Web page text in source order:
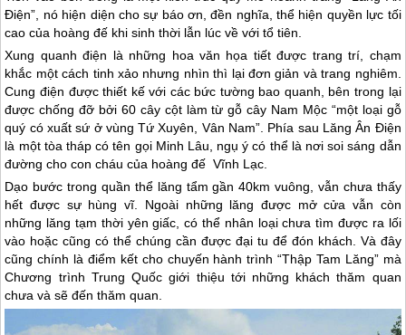
Điện”, nó hiện diện cho sự báo ơn, đền nghĩa, thể hiện quyền lực tối
cao của hoàng đế khi sinh thời lẫn lúc về với tổ tiên.
Xung quanh điện là những hoa văn họa tiết được trang trí, chạm
khắc một cách tinh xảo nhưng nhìn thì lại đơn giản và trang nghiêm.
Cung điện được thiết kế với các bức tường bao quanh, bên trong lại
được chống đỡ bởi 60 cây cột làm từ gỗ cây Nam Mộc “một loại gỗ
quý có xuất sứ ở vùng Tứ Xuyên, Vân Nam”. Phía sau Lăng Ân Điện
là một tòa tháp có tên gọi Minh Lâu, ngụ ý có thể là nơi soi sáng dẫn
đường cho con cháu của hoàng đế Vĩnh Lạc.
Dạo bước trong quần thể lăng tẩm gần 40km vuông, vẫn chưa thấy
hết được sự hùng vĩ. Ngoài những lăng được mở cửa vẫn còn
những lăng tạm thời yên giấc, có thể nhân loại chưa tìm được ra lối
vào hoặc cũng có thể chúng cần được đại tu để đón khách. Và đây
cũng chính là điểm kết cho chuyến hành trình “Thập Tam Lăng” mà
Chương trình Trung Quốc giới thiệu tới những khách thăm quan
chưa và sẽ đến thăm quan.